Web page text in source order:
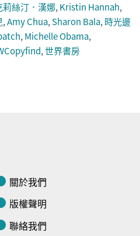
莉絲汀．漢娜,Kristin Hannah,
,Amy Chua,Sharon Bala,時光邊
,Michelle Obama,
,世界書房
關於我們
版權聲明
聯絡我們